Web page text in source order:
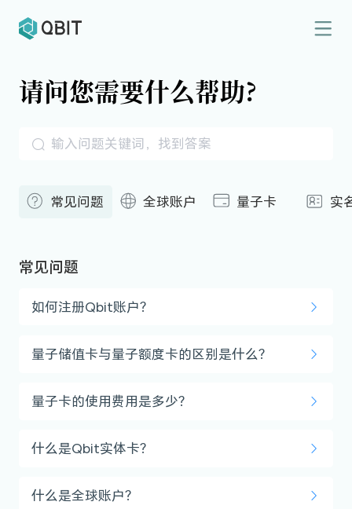
请问您需要什么帮助?
常见问题 全球账户 量子卡 实
常见问题
如何注册Qbit账户？
量子储值卡与量子额度卡的区别是什么？
量子卡的使用费用是多少？
什么是Qbit实体卡？
什么是全球账户？